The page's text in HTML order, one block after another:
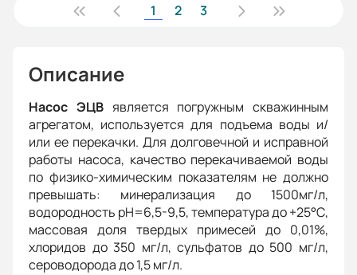
1
2 3
Описание
Насос ЭЦВявляется погружным скважинным
агрегатом, используется для подъема воды и/
или ее перекачки. Для долговечной и исправной
работы насоса, качество перекачиваемой воды
по физико-химическим показателям не должно
превышать: минерализация до 1500мг/л,
водородность рН=6,5-9,5, температура до +25°С,
массовая доля твердых примесей до 0,01%,
хлоридов до 350 мг/л, сульфатов до 500 мг/л,
сероводорода до 1,5 мг/л.